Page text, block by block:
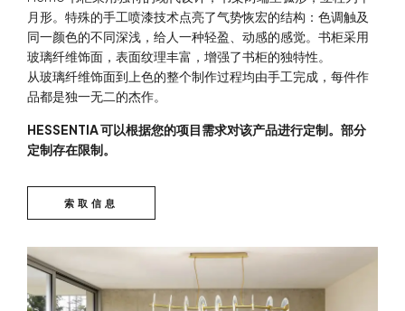
月形。特殊的手工喷漆技术点亮了气势恢宏的结构：色调触及
同一颜色的不同深浅，给人一种轻盈、动感的感觉。书柜采用
玻璃纤维饰面，表面纹理丰富，增强了书柜的独特性。
从玻璃纤维饰面到上色的整个制作过程均由手工完成，每件作
品都是独一无二的杰作。
HESSENTIA 可以根据您的项目需求对该产品进行定制。部分
定制存在限制。
索取信息